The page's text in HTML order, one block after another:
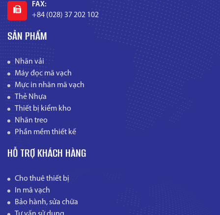
FAX:
+84 (028) 37 202 102
SẢN PHẨM
Nhãn vải
Máy đọc mã vạch
Mực in nhãn mã vạch
Thẻ Nhựa
Thiết bị kiểm kho
Nhãn treo
Phần mềm thiết kế
HỖ TRỢ KHÁCH HÀNG
Cho thuê thiết bị
In mã vạch
Bảo hành, sửa chữa